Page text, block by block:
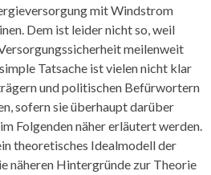
mit Windstrom
Dem ist leider nicht so, weil
meilenweit
Tatsache ist vielen nicht klar
und politischen Befürwortern
sofern sie überhaupt darüber
Folgenden näher erläutert werden.
theoretisches Idealmodell der
näheren Hintergründe zur Theorie